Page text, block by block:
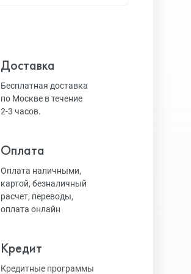
Magic Keyboard
ЗУ и кабели
Игровые консоли
Ремешки для AW
Доставка
Бесплатная доставка
по Москве в течение
2-3 часов.
Оплата
Оплата наличными,
картой, безналичный
расчет, переводы,
оплата онлайн
Кредит
Кредитные программы